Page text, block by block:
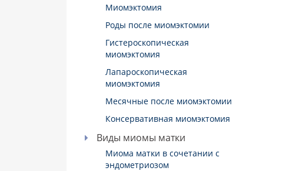
Миомэктомия
Роды после миомэктомии
Гистероскопическая
миомэктомия
Лапароскопическая
миомэктомия
Месячные после миомэктомии
Консервативная миомэктомия
Виды миомы матки
Миома матки в сочетании с
эндометриозом